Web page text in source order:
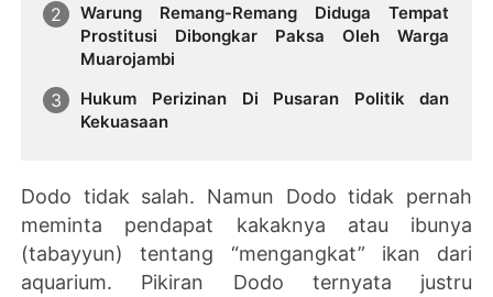
Warung Remang-Remang Diduga Tempat
Prostitusi Dibongkar Paksa Oleh Warga
Muarojambi
Hukum Perizinan Di Pusaran Politik dan
Kekuasaan
Dodo tidak salah. Namun Dodo tidak pernah
meminta pendapat kakaknya atau ibunya
(tabayyun) tentang “mengangkat” ikan dari
aquarium. Pikiran Dodo ternyata justru